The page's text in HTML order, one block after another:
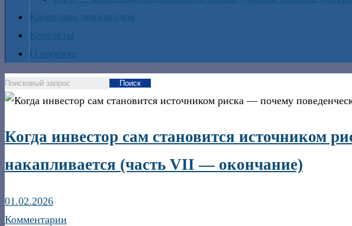
Календарь дивидендов
Контакты
О проекте
Поиск
Когда инвестор сам становится источником
накапливается (часть VII — окончание)
01.02.2026
Комментарии